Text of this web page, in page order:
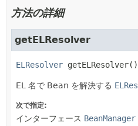
方法の詳細
getELResolver
ELResolver getELResolver()
EL 名で Bean を解決する
次で指定:
インターフェース BeanManager